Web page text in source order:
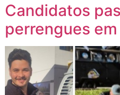
Candidatos
perrengues